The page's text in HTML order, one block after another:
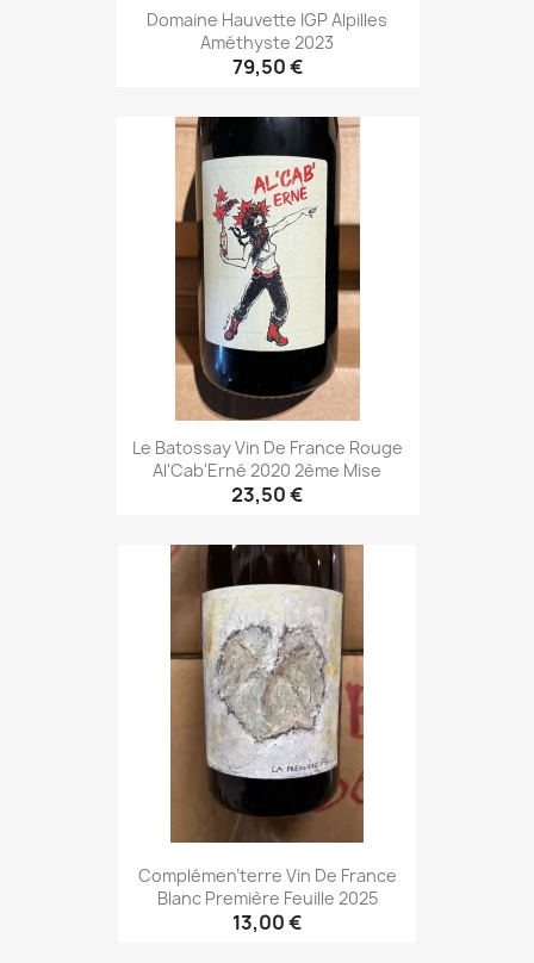
Domaine Hauvette IGP Alpilles
Améthyste 2023
79,50 €
Le Batossay Vin De France Rouge
Al'Cab'Erné 2020 2ème Mise
23,50 €
Complémen'terre Vin De France
Blanc Première Feuille 2025
13,00 €